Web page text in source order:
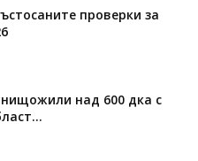
проверки за
над 600 дка с